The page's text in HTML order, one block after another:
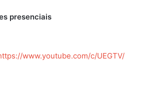
presenciais
www.youtube.com/c/UEGTV/